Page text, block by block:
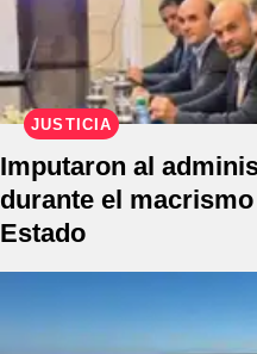
JUSTICIA
Imputaron al
durante el
Estado